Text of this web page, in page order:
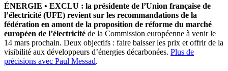
ÉNERGIE • EXCLU : la présidente de l’Union française de
l’électricité (UFE) revient sur les recommandations de la
fédération en amont de la proposition de réforme du marché
européen de l’électricité de la Commission européenne à venir le
14 mars prochain. Deux objectifs : faire baisser les prix et offrir de la
visibilité aux développeurs d’énergies décarbonées. Plus de
précisions avec Paul Messad.